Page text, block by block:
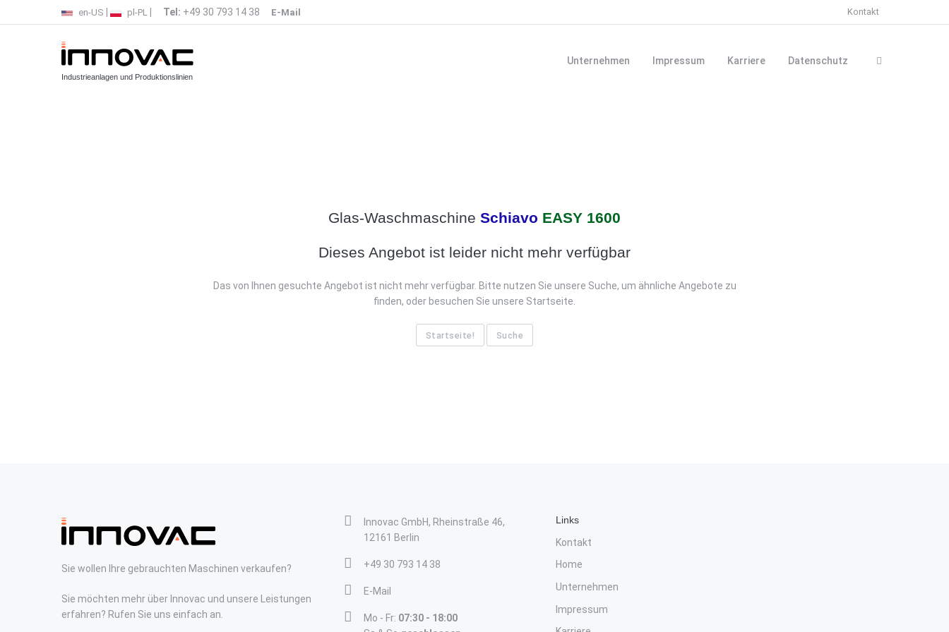
en-US pl-PL Tel: +49 30 793 14 38 E-Mail Kontakt
Industrieanlagen und Produktionslinien
Unternehmen Impressum Karriere Datenschutz
Glas-Waschmaschine Schiavo EASY 1600
Dieses Angebot ist leider nicht mehr verfügbar
Das von Ihnen gesuchte Angebot ist nicht mehr verfügbar. Bitte nutzen Sie unsere Suche, um ähnliche Angebote zu
finden, oder besuchen Sie unsere Startseite.
Startseite! Suche
Sie wollen Ihre gebrauchten Maschinen verkaufen?
Sie möchten mehr über Innovac und unsere Leistungen
erfahren? Rufen Sie uns einfach an.
Innovac GmbH, Rheinstraße 46,
12161 Berlin
+49 30 793 14 38
E-Mail
Mo - Fr: 07:30 - 18:00
Links
Kontakt
Home
Unternehmen
Impressum